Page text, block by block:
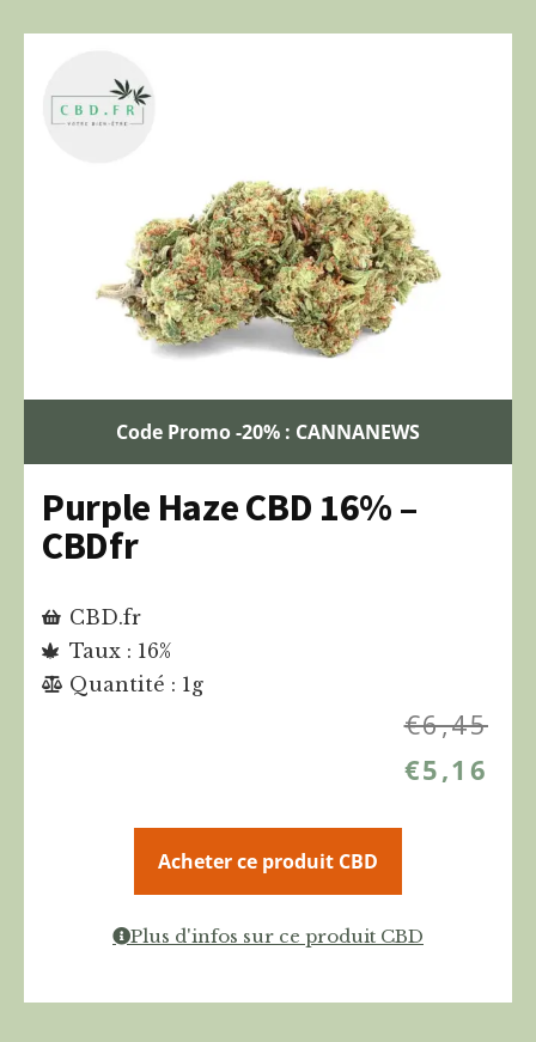
Code Promo -20% : CANNANEWS
Purple Haze CBD 16% –
CBDfr
CBD.fr
Taux : 16%
Quantité : 1g
€6,45
€5,16
Acheter ce produit CBD
Plus d'infos sur ce produit CBD